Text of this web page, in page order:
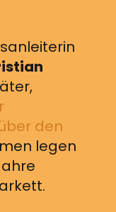
den
legen